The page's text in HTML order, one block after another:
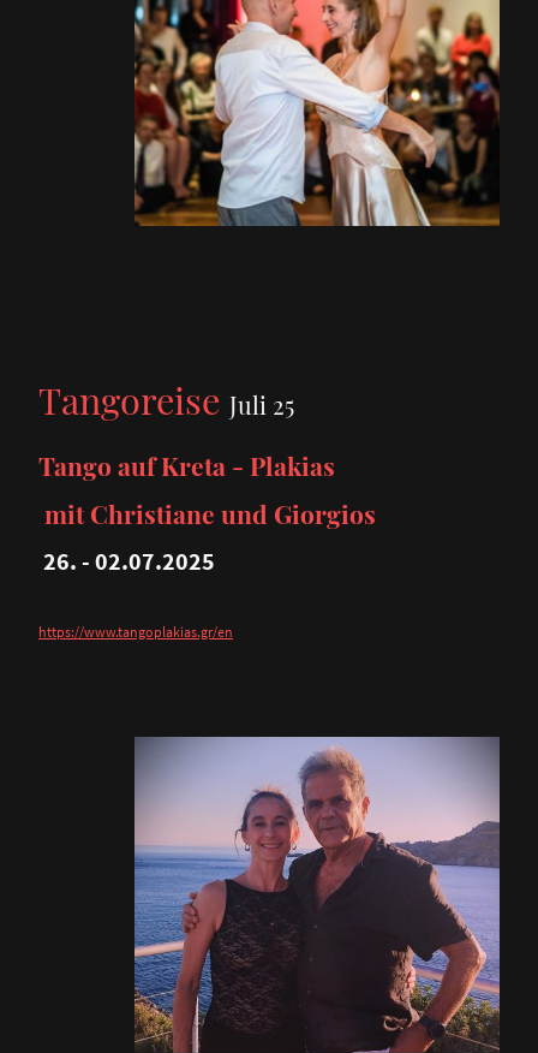
Tangoreise Juli 25
Tango auf Kreta - Plakias
mit Christiane und Giorgios
26. - 02.07.2025
https://www.tangoplakias.gr/en